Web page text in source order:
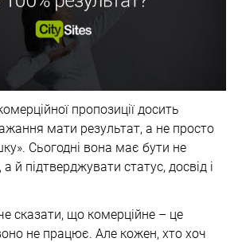
пропозиції досить
мати результат, а не просто
Сьогодні вона має бути не
й підтверджувати статус, досвід і
сказати, що комерційне – це
не працює. Але кожен, хто хоч